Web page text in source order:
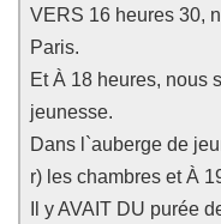
VERS 16 heures 30,
Paris.
Et À 18 heures, nous
jeunesse.
Dans l`auberge de
r) les chambres et À
Il y AVAIT DU purée